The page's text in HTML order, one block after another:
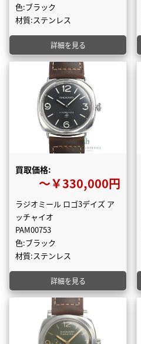
色:ブラック
材質:ステンレス
詳細を見る
買取価格:
〜￥330,000円
ラジオミール ロゴ3デイズ ア
ッチャイオ
PAM00753
色:ブラック
材質:ステンレス
詳細を見る